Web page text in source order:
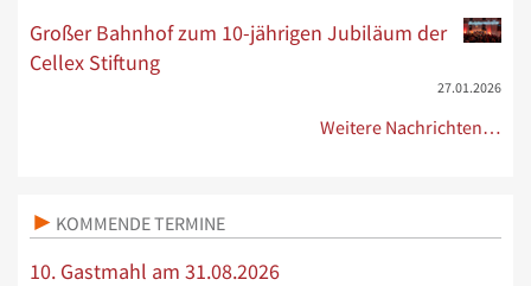
Großer Bahnhof zum 10-jährigen Jubiläum der
Cellex Stiftung
27.01.2026
Weitere Nachrichten…
KOMMENDE TERMINE
10. Gastmahl am 31.08.2026